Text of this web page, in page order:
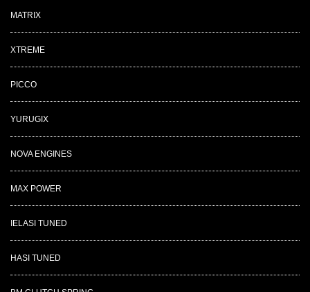
MATRIX
XTREME
PICCO
YURUGIX
NOVA ENGINES
MAX POWER
IELASI TUNED
HASI TUNED